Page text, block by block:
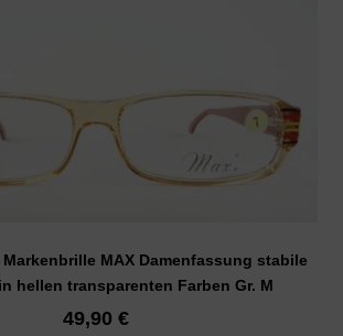
MAX Damenfassung stabile
hellen transparenten Farben Gr. M
49,90 €